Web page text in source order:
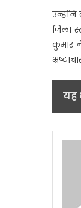
उन्होंने
जिला
कुमार
यह